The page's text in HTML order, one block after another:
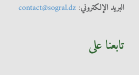
البريد الإلكتروني:
contact@sogral.dz
تابعنا على